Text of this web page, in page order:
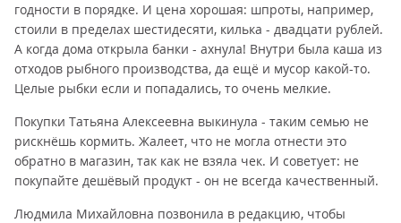
годности в порядке. И цена хорошая: шпроты, например,
стоили в пределах шестидесяти, килька - двадцати рублей.
А когда дома открыла банки - ахнула! Внутри была каша из
отходов рыбного производства, да ещё и мусор какой-то.
Целые рыбки если и попадались, то очень мелкие.
Покупки Татьяна Алексеевна выкинула - таким семью не
рискнёшь кормить. Жалеет, что не могла отнести это
обратно в магазин, так как не взяла чек. И советует: не
покупайте дешёвый продукт - он не всегда качественный.
Людмила Михайловна позвонила в редакцию, чтобы